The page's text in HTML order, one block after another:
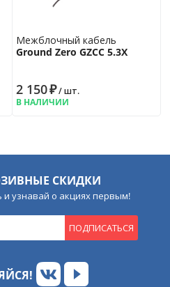
Межблочный кабель
Ground Zero GZCC 5.3X
2 150₽/ шт.
В НАЛИЧИИ
СКИДКИ
узнавай о акциях первым!
ПОДПИСАТЬСЯ